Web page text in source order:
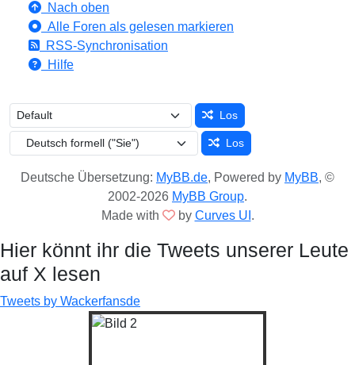
Nach oben
Alle Foren als gelesen markieren
RSS-Synchronisation
Hilfe
Los
Los
Deutsche Übersetzung: MyBB.de, Powered by MyBB, ©
2002-2026 MyBB Group.
Made with
by Curves UI .
Hier könnt ihr die Tweets unserer Leute
auf X lesen
Tweets by Wackerfansde